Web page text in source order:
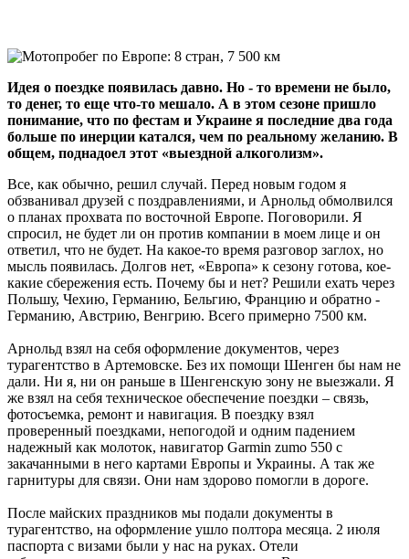
Идея о поездке появилась давно. Но - то времени не было,
то денег, то еще что-то мешало. А в этом сезоне пришло
понимание, что по фестам и Украине я последние два года
больше по инерции катался, чем по реальному желанию. В
общем, поднадоел этот «выездной алкоголизм».
Все, как обычно, решил случай. Перед новым годом я
обзванивал друзей с поздравлениями, и Арнольд обмолвился
о планах прохвата по восточной Европе. Поговорили. Я
спросил, не будет ли он против компании в моем лице и он
ответил, что не будет. На какое-то время разговор заглох, но
мысль появилась. Долгов нет, «Европа» к сезону готова, кое-
какие сбережения есть. Почему бы и нет? Решили ехать через
Польшу, Чехию, Германию, Бельгию, Францию и обратно -
Германию, Австрию, Венгрию. Всего примерно 7500 км.
Арнольд взял на себя оформление документов, через
турагентство в Артемовске. Без их помощи Шенген бы нам не
дали. Ни я, ни он раньше в Шенгенскую зону не выезжали. Я
же взял на себя техническое обеспечение поездки – связь,
фотосъемка, ремонт и навигация. В поездку взял
проверенный поездками, непогодой и одним падением
надежный как молоток, навигатор Garmin zumo 550 с
закачанными в него картами Европы и Украины. А так же
гарнитуры для связи. Они нам здорово помогли в дороге.
После майских праздников мы подали документы в
турагентство, на оформление ушло полтора месяца. 2 июля
паспорта с визами были у нас на руках. Отели